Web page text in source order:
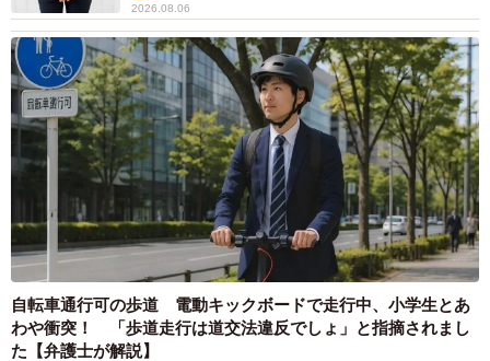
2026.08.06
自転車通行可の歩道 電動キックボードで走行中、小学生とあ
わや衝突！ 「歩道走行は道交法違反でしょ」と指摘されまし
た【弁護士が解説】